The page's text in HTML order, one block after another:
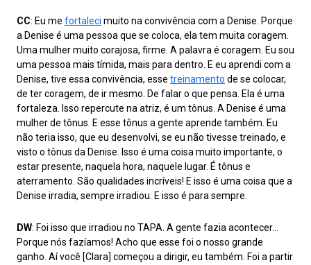
CC: Eu me fortaleci muito na convivência com a Denise. Porque
a Denise é uma pessoa que se coloca, ela tem muita coragem.
Uma mulher muito corajosa, firme. A palavra é coragem. Eu sou
uma pessoa mais tímida, mais para dentro. E eu aprendi com a
Denise, tive essa convivência, esse treinamento de se colocar,
de ter coragem, de ir mesmo. De falar o que pensa. Ela é uma
fortaleza. Isso repercute na atriz, é um tônus. A Denise é uma
mulher de tônus. E esse tônus a gente aprende também. Eu
não teria isso, que eu desenvolvi, se eu não tivesse treinado, e
visto o tônus da Denise. Isso é uma coisa muito importante, o
estar presente, naquela hora, naquele lugar. É tônus e
aterramento. São qualidades incríveis! E isso é uma coisa que a
Denise irradia, sempre irradiou. E isso é para sempre.
DW: Foi isso que irradiou no TAPA. A gente fazia acontecer…
Porque nós fazíamos! Acho que esse foi o nosso grande
ganho. Aí você [Clara] começou a dirigir, eu também. Foi a partir